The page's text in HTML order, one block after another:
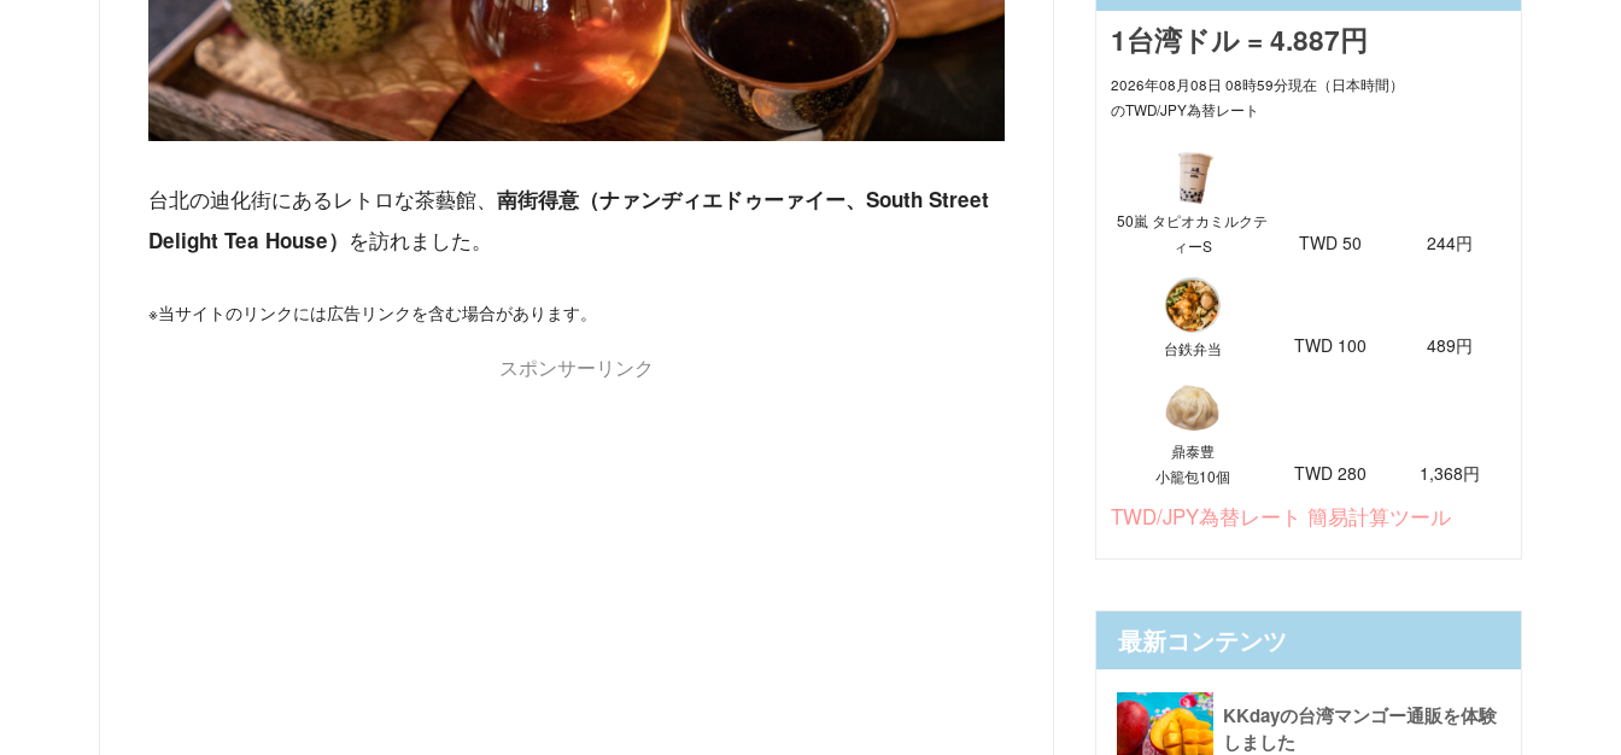
台北の迪化街にあるレトロな茶藝館、 南街得意（ナァンヂィエドゥーァイー、South Street
Delight Tea House） を訪れました。
※当サイトのリンクには広告リンクを含む場合があります。
スポンサーリンク
1台湾ドル = 4.887円
2026年08月08日 08時59分現在（日本時間）
のTWD/JPY為替レート
50嵐 タピオカミルクテ
ィーS
TWD 50 244円
台鉄弁当 TWD 100 489円
鼎泰豊
小籠包10個
TWD 280 1,368円
TWD/JPY為替レート 簡易計算ツール
最新コンテンツ
KKdayの台湾マンゴー通販を体験
しました